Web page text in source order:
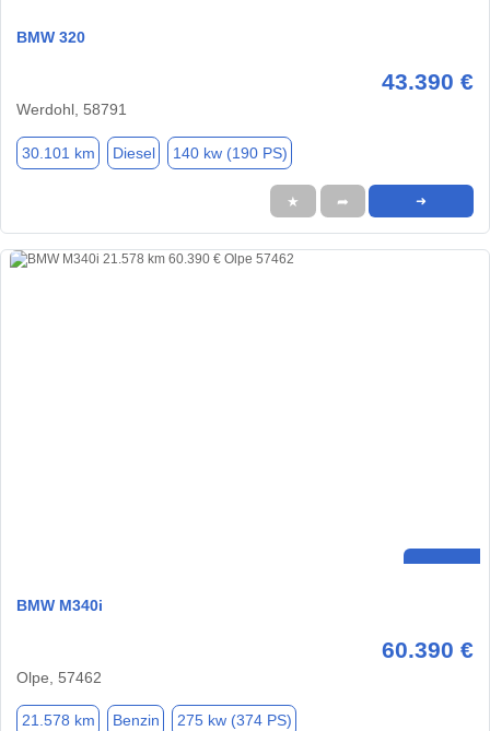
BMW 320
43.390 €
Werdohl, 58791
30.101 km Diesel 140 kw (190 PS)
★ ➦ ➜
BMW M340i
60.390 €
Olpe, 57462
21.578 km Benzin 275 kw (374 PS)